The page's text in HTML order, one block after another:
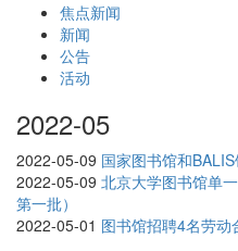
焦点新闻
新闻
公告
活动
2022-05
2022-05-09 国家图书馆和
2022-05-09 北京大学图书馆单
第一批）
2022-05-01 图书馆招聘4名劳动